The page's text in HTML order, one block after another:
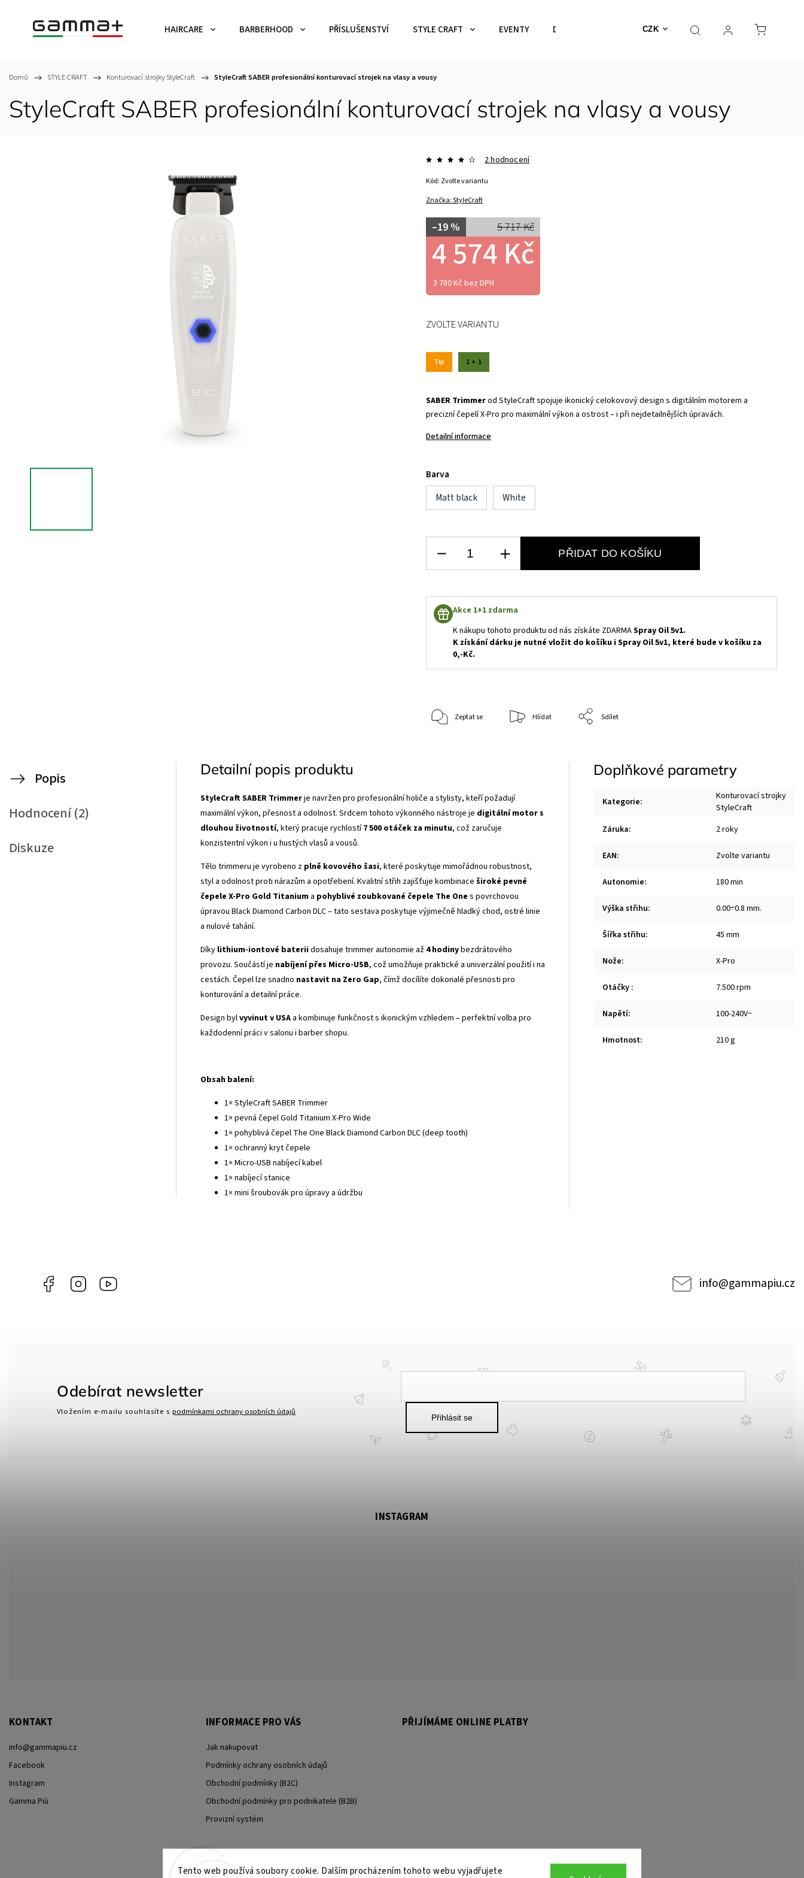
Tento web používá soubory cookie. Dalším procházením tohoto webu vyjadřujete
CZK
HAIRCARE BARBERHOOD PŘÍSLUŠENSTVÍ STYLE CRAFT EVENTY DÁRKOVÉ POUKAZY KATALOG SERVIS Kontakt
Domů / STYLE CRAFT / Konturovací strojky StyleCraft / StyleCraft SABER profesionální konturovací strojek na vlasy a vousy
StyleCraft SABER profesionální konturovací strojek na vlasy a vousy
Značka:StyleCraft
2 hodnocení
5 717 Kč
–19 %
4 574 Kč
3 780 Kč bez DPH
Kód: Zvolte variantu
Tip 1 + 1
SABER Trimmerod StyleCraft spojuje ikonický celokovový design s digitálním motorem a
precizní čepelí X-Pro pro maximální výkon a ostrost – i při nejdetailnějších úpravách.
Detailní informace
Barva
Matt black
White
ZVOLTE VARIANTU
PŘIDAT DO KOŠÍKU
Akce 1+1 zdarma
K nákupu tohoto produktu od nás získáte ZDARMASpray Oil 5v1.
K získání dárku je nutné vložit do košíku i Spray Oil 5v1, které bude v košíku za
0,-Kč.
Zeptat se Hlídat Sdílet
Popis
Hodnocení (2)
Diskuze
Detailní popis produktu
StyleCraft SABER Trimmerje navržen pro profesionální holiče a stylisty, kteří požadují
maximální výkon, přesnost a odolnost. Srdcem tohoto výkonného nástroje je digitální motor s
dlouhou životností, který pracuje rychlostí7 500 otáček za minutu, což zaručuje
konzistentní výkon i u hustých vlasů a vousů.
Tělo trimmeru je vyrobeno z plně kovového šasi, které poskytuje mimořádnou robustnost,
styl a odolnost proti nárazům a opotřebení. Kvalitní střih zajišťuje kombinace široké pevné
čepele X-Pro Gold Titanium a pohyblivé zoubkované čepele The One s povrchovou
úpravou Black Diamond Carbon DLC – tato sestava poskytuje výjimečně hladký chod, ostré linie
a nulové tahání.
Díky lithium-iontové bateriidosahuje trimmer autonomie až 4 hodinybezdrátového
provozu. Součástí je nabíjení přes Micro-USB, což umožňuje praktické a univerzální použití i na
cestách. Čepel lze snadno nastavit na Zero Gap, čímž docílíte dokonalé přesnosti pro
konturování a detailní práce.
Design bylvyvinut v USA a kombinuje funkčnost s ikonickým vzhledem – perfektní volba pro
každodenní práci v salonu i barber shopu.
Obsah balení:
1× StyleCraft SABER Trimmer
1× pevná čepel Gold Titanium X-Pro Wide
1× pohyblivá čepel The One Black Diamond Carbon DLC (deep tooth)
1× ochranný kryt čepele
1× Micro-USB nabíjecí kabel
1× nabíjecí stanice
1× mini šroubovák pro úpravy a údržbu
Doplňkové parametry
Kategorie:
Konturovací strojky
StyleCraft
Záruka: 2 roky
EAN: Zvolte variantu
Autonomie: 180 min
Výška střihu: 0.00÷0.8 mm.
Šířka střihu: 45 mm
Nože: X-Pro
Otáčky : 7.500 rpm
Napětí: 100-240V~
Hmotnost: 210 g
Facebook Instagram info@gammapiu.cz
KONTAKT
info@gammapiu.cz
Facebook
Instagram
Gamma Più
INFORMACE PRO VÁS
Jak nakupovat
Podmínky ochrany osobních údajů
Obchodní podmínky (B2C)
Obchodní podmínky pro podnikatele (B2B)
Provizní systém
Odebírat newsletter
Vložením e-mailu souhlasíte s podmínkami ochrany osobních údajů
Přihlásit se
PŘIJÍMÁME ONLINE PLATBY
INSTAGRAM